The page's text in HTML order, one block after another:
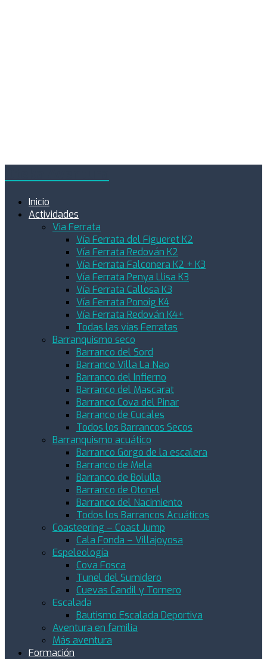
Inicio
Actividades
Via Ferrata
Vía Ferrata del Figueret K2
Vía Ferrata Redován K2
Vía Ferrata Falconera K2 + K3
Vía Ferrata Penya Llisa K3
Vía Ferrata Callosa K3
Vía Ferrata Ponoig K4
Vía Ferrata Redován K4+
Todas las vías Ferratas
Barranquismo seco
Barranco del Sord
Barranco Villa La Nao
Barranco del Infierno
Barranco del Mascarat
Barranco Cova del Pinar
Barranco de Cucales
Todos los Barrancos Secos
Barranquismo acuático
Barranco Gorgo de la escalera
Barranco de Mela
Barranco de Bolulla
Barranco de Otonel
Barranco del Nacimiento
Todos los Barrancos Acuáticos
Coasteering – Coast Jump
Cala Fonda – Villajoyosa
Espeleología
Cova Fosca
Tunel del Sumidero
Cuevas Candil y Tornero
Escalada
Bautismo Escalada Deportiva
Aventura en familia
Más aventura
Formación